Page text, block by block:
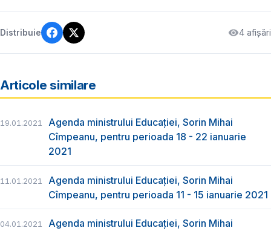
Distribuie 4 afișări
Articole similare
19.01.2021
Agenda ministrului Educației, Sorin Mihai
Cîmpeanu, pentru perioada 18 - 22 ianuarie
2021
11.01.2021
Agenda ministrului Educației, Sorin Mihai
Cîmpeanu, pentru perioada 11 - 15 ianuarie 2021
04.01.2021
Agenda ministrului Educației, Sorin Mihai